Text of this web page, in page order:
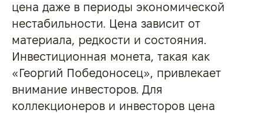
цена даже в периоды экономической
нестабильности. Цена зависит от
материала, редкости и состояния.
Инвестиционная монета, такая как
«Георгий Победоносец», привлекает
внимание инвесторов. Для
коллекционеров и инвесторов цена